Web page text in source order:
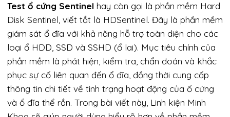
Test ổ cứng Sentinel hay còn gọi là phần mềm Hard
Disk Sentinel, viết tắt là HDSentinel. Đây là phần mềm
giám sát ổ đĩa với khả năng hỗ trợ toàn diện cho các
loại ổ HDD, SSD và SSHD (ổ lai). Mục tiêu chính của
phần mềm là phát hiện, kiểm tra, chẩn đoán và khắc
phục sự cố liên quan đến ổ đĩa, đồng thời cung cấp
thông tin chi tiết về tình trạng hoạt động của ổ cứng
và ổ đĩa thể rắn. Trong bài viết này, Linh kiện Minh